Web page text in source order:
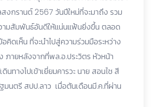
สงกรานต์ 2567 วันปีใหม่ที่จะมาถึง รวม
ามสัมพันธ์อันดีให้แน่นแฟ้นยิ่งขึ้น ตลอด
คิดเห็น ที่จะนำไปสู่ความร่วมมือระหว่าง
ภายหลังจากที่พล.อ.ประวิตร หัวหน้า
นทางไปเข้าเยี่ยมคารวะ นาย สอนไช สี
นตรี สปป.ลาว เมื่อต้นเดือนมี.ค.ที่ผ่าน